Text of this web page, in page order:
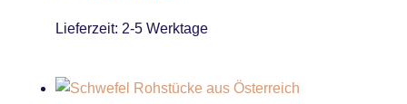
Lieferzeit: 2-5 Werktage